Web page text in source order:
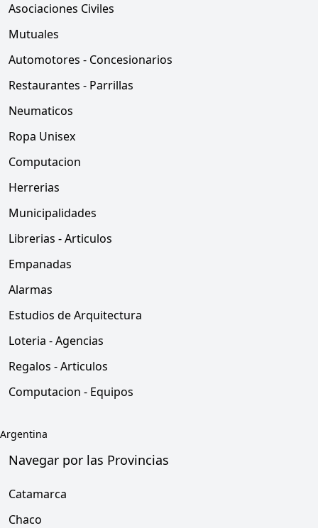
Asociaciones Civiles
Mutuales
Automotores - Concesionarios
Restaurantes - Parrillas
Neumaticos
Ropa Unisex
Computacion
Herrerias
Municipalidades
Librerias - Articulos
Empanadas
Alarmas
Estudios de Arquitectura
Loteria - Agencias
Regalos - Articulos
Computacion - Equipos
Argentina
Navegar por las Provincias
Catamarca
Chaco